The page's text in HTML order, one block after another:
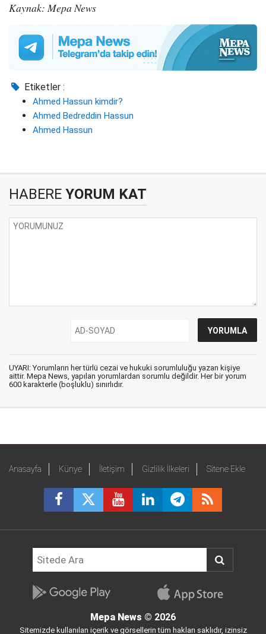
Kaynak: Mepa News
Etiketler :
Ahmed Hassun kimdir?
Ahmed Bedreddin Hassun
Ahmed Hassun
HABERE YORUM KAT
UYARI: Yorumların her türlü cezai ve hukuki sorumluluğu yazan kişiye
aittir. Mepa News, yapılan yorumlardan sorumlu değildir. Her bir yorum
600 karakterle (boşluklu) sınırlıdır.
Anasayfa Künye İletişim Gizlilik İlkeleri Sitene Ekle
Mepa News © 2026
Sitemizde kullanılan içerik ve görsellerin tüm hakları saklıdır, izinsiz